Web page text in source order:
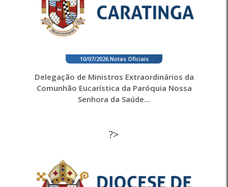
10/07/2026. Notas Oficiais
Delegação de Ministros Extraordinários da
Comunhão Eucarística da Paróquia Nossa
Senhora da Saúde...
?>